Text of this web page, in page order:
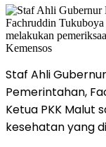
Staf Ahli
Pemerintahan,
Ketua PKK Malut
kesehatan yang